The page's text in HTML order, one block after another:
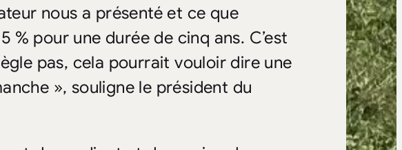
nous a présenté et ce que
% pour une durée de cinq ans. C’est
pas, cela pourrait vouloir dire une
», souligne le président du